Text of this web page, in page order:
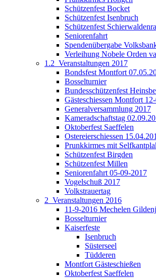
Schützenfest Bocket
Schützenfest Isenbruch
Schützenfest
Seniorenfahrt
Spendenübergabe
Verleihung Nobele Orden
1.2_Veranstaltungen 2017
Bondsfest Montfort
Bosselturnier
Bundesschützenfest
Gästeschiessen Montfort
Generalversammlung 2017
Kameradschaftstag
Oktoberfest Saeffelen
Ostereierschiessen
Prunkkirmes mit
Schützenfest Birgden
Schützenfest Millen
Seniorenfahrt 05-09-2017
Vogelschuß 2017
Volkstrauertag
2_Veranstaltungen 2016
11-9-2016 Mechelen
Bosselturnier
Kaiserfeste
Isenbruch
Süsterseel
Tüdderen
Montfort Gästeschießen
Oktoberfest Saeffelen